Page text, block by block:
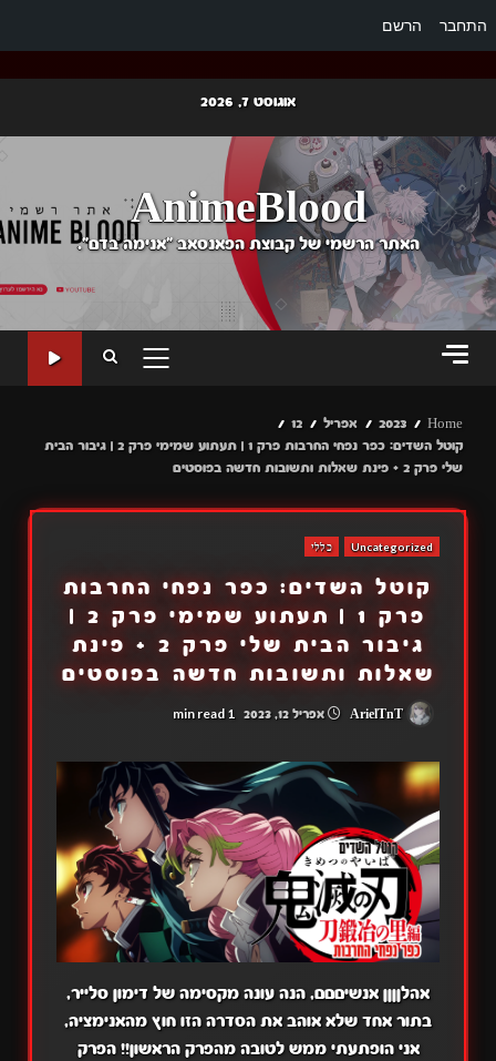
התחבר הרשם
content
אוגוסט 7, 2026
AnimeBlood
האתר הרשמי של קבוצת הפאנסאב "אנימה בדם".
PRIMARY
Home
2023 אפריל
12
קוטל השדים: כפר נפחי החרבות פרק 1 | תעתוע שמימי פרק 2 | גיבור הבית
שלי פרק 2 + פינת שאלות ותשובות חדשה בפוסטים
Uncategorized כללי
קוטל השדים: כפר נפחי החרבות
פרק 1 | תעתוע שמימי פרק 2 |
גיבור הבית שלי פרק 2 + פינת
שאלות ותשובות חדשה בפוסטים
ArielTnT אפריל 12, 2023 1 min read
אהלןןןן אנשיםםם, הנה עונה מקסימה של דימון סלייר,
בתור אחד שלא אוהב את הסדרה הזו חוץ מהאנימציה,
אני הופתעתי ממש לטובה מהפרק הראשון!! הפרק